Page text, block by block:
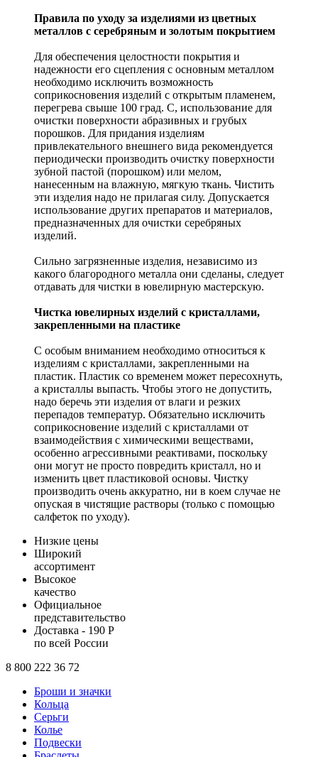
Правила по уходу за изделиями из цветных
металлов с серебряным и золотым покрытием
Для обеспечения целостности покрытия и
надежности его сцепления с основным металлом
необходимо исключить возможность
соприкосновения изделий с открытым пламенем,
перегрева свыше 100 град. С, использование для
очистки поверхности абразивных и грубых
порошков. Для придания изделиям
привлекательного внешнего вида рекомендуется
периодически производить очистку поверхности
зубной пастой (порошком) или мелом,
нанесенным на влажную, мягкую ткань. Чистить
эти изделия надо не прилагая силу. Допускается
использование других препаратов и материалов,
предназначенных для очистки серебряных
изделий.
Сильно загрязненные изделия, независимо из
какого благородного металла они сделаны, следует
отдавать для чистки в ювелирную мастерскую.
Чистка ювелирных изделий с кристаллами,
закрепленными на пластике
С особым вниманием необходимо относиться к
изделиям с кристаллами, закрепленными на
пластик. Пластик со временем может пересохнуть,
а кристаллы выпасть. Чтобы этого не допустить,
надо беречь эти изделия от влаги и резких
перепадов температур. Обязательно исключить
соприкосновение изделий с кристаллами от
взаимодействия с химическими веществами,
особенно агрессивными реактивами, поскольку
они могут не просто повредить кристалл, но и
изменить цвет пластиковой основы. Чистку
производить очень аккуратно, ни в коем случае не
опуская в чистящие растворы (только с помощью
салфеток по уходу).
Низкие цены
Широкий
ассортимент
Высокое
качество
Официальное
представительство
Доставка - 190 Р
по всей России
8 800 222 36 72
Броши и значки
Кольца
Серьги
Колье
Подвески